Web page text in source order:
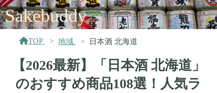
Sakebuddy
TOP 地域 日本酒 北海道
【2026最新】「日本酒 北海道」
のおすすめ商品108選！人気ラ